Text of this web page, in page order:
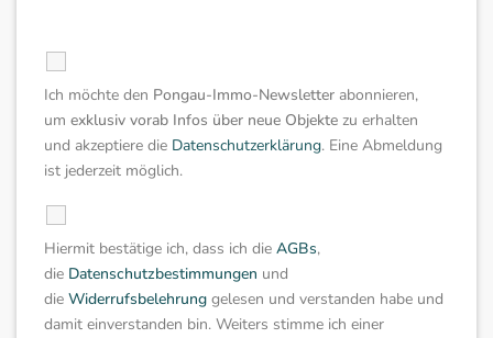
Ich möchte den Pongau-Immo-Newsletter abonnieren,
umexklusiv vorab Infos über neue Objekte zu erhalten
und akzeptiere die Datenschutzerklärung. Eine Abmeldung
ist jederzeit möglich.
Hiermit bestätige ich, dass ich dieAGBs,
die Datenschutzbestimmungen und
dieWiderrufsbelehrung gelesen und verstanden habe und
damit einverstanden bin. Weiters stimme ich einer